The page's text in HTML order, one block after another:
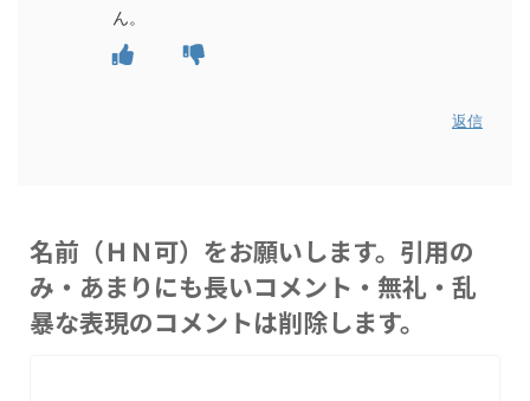
ん。
返信
名前（ＨＮ可）をお願いします。引用の
み・あまりにも長いコメント・無礼・乱
暴な表現のコメントは削除します。